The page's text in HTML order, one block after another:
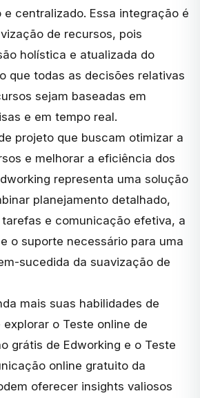
centralizado. Essa integração é
de recursos, pois
holística e atualizada do
que todas as decisões relativas
sejam baseadas em
e em tempo real.
projeto que buscam otimizar a
e melhorar a eficiência dos
representa uma solução
planejamento detalhado,
e comunicação efetiva, a
o suporte necessário para uma
sucedida da suavização de
mais suas habilidades de
explorar o Teste online de
grátis de Edworking e o Teste
online gratuito da
oferecer insights valiosos